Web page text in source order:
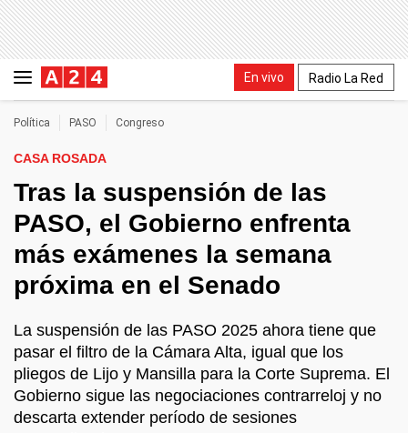
En vivo Radio La Red
Política PASO Congreso
CASA ROSADA
Tras la suspensión de las
PASO, el Gobierno enfrenta
más exámenes la semana
próxima en el Senado
La suspensión de las PASO 2025 ahora tiene que
pasar el filtro de la Cámara Alta, igual que los
pliegos de Lijo y Mansilla para la Corte Suprema. El
Gobierno sigue las negociaciones contrarreloj y no
descarta extender período de sesiones